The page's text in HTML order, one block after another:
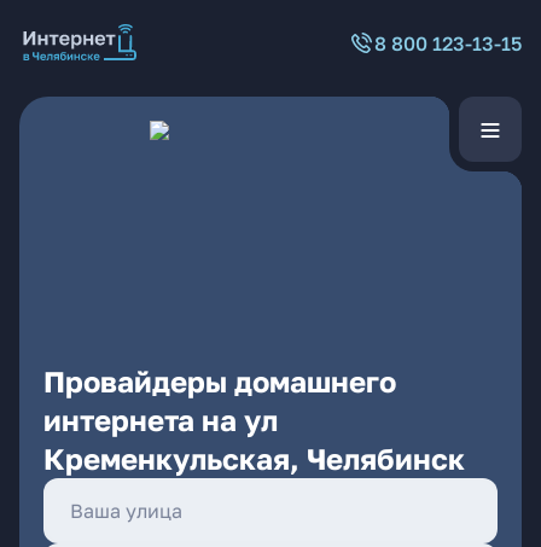
8 800 123-13-15
Провайдеры домашнего
интернета на ул
Кременкульская, Челябинск